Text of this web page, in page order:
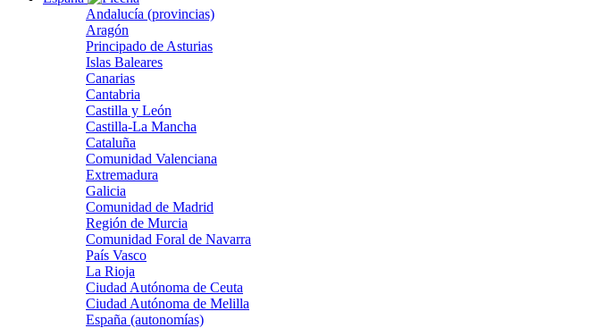
Andalucía (provincias)
Aragón
Principado de Asturias
Islas Baleares
Canarias
Cantabria
Castilla y León
Castilla-La Mancha
Cataluña
Comunidad Valenciana
Extremadura
Galicia
Comunidad de Madrid
Región de Murcia
Comunidad Foral de Navarra
País Vasco
La Rioja
Ciudad Autónoma de Ceuta
Ciudad Autónoma de Melilla
España (autonomías)